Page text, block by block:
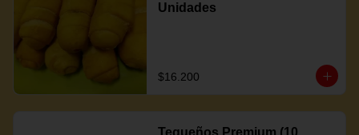
Unidades
$16.200
Tequeños Premium (10